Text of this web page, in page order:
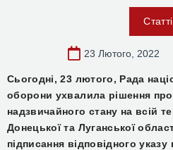
Статті
23 Лютого, 2022
Сьогодні, 23 лютого, Рада
оборони ухвалила рішення
надзвичайного стану на всій
Донецької та Луганської
підписання відповідного